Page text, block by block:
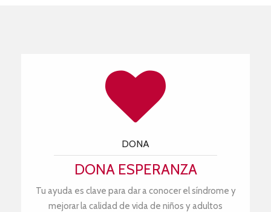
DONA
DONA ESPERANZA
Tu ayuda es clave para dar a conocer el síndrome y
mejorar la calidad de vida de niños y adultos